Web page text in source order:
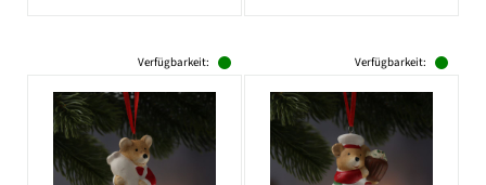
Verfügbarkeit: Verfügbarkeit: